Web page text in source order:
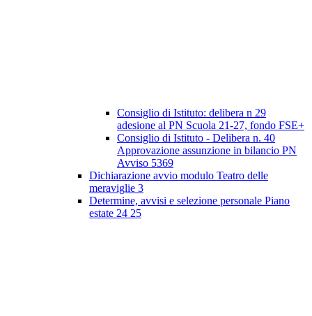
Consiglio di Istituto: delibera n 29
adesione al PN Scuola 21-27, fondo FSE+
Consiglio di Istituto - Delibera n. 40
Approvazione assunzione in bilancio PN
Avviso 5369
Dichiarazione avvio modulo Teatro delle
meraviglie 3
Determine, avvisi e selezione personale Piano
estate 24 25